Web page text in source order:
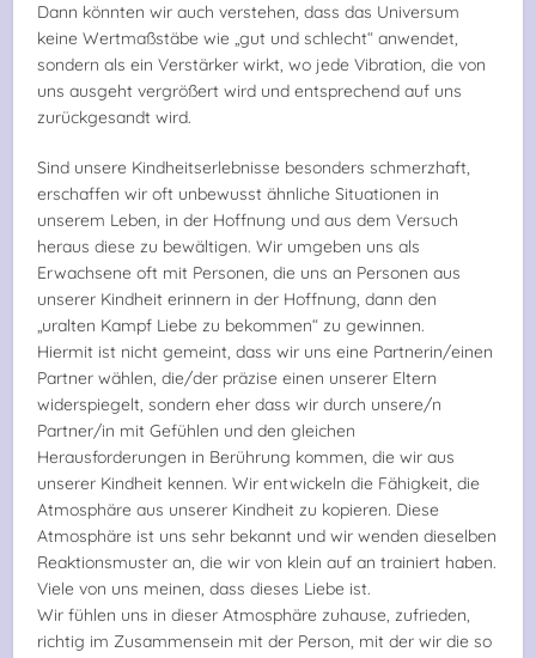
Dann könnten wir auch verstehen, dass das Universum
keine Wertmaßstäbe wie „gut und schlecht“ anwendet,
sondern als ein Verstärker wirkt, wo jede Vibration, die von
uns ausgeht vergrößert wird und entsprechend auf uns
zurückgesandt wird.
Sind unsere Kindheitserlebnisse besonders schmerzhaft,
erschaffen wir oft unbewusst ähnliche Situationen in
unserem Leben, in der Hoffnung und aus dem Versuch
heraus diese zu bewältigen. Wir umgeben uns als
Erwachsene oft mit Personen, die uns an Personen aus
unserer Kindheit erinnern in der Hoffnung, dann den
„uralten Kampf Liebe zu bekommen“ zu gewinnen.
Hiermit ist nicht gemeint, dass wir uns eine Partnerin/einen
Partner wählen, die/der präzise einen unserer Eltern
widerspiegelt, sondern eher dass wir durch unsere/n
Partner/in mit Gefühlen und den gleichen
Herausforderungen in Berührung kommen, die wir aus
unserer Kindheit kennen. Wir entwickeln die Fähigkeit, die
Atmosphäre aus unserer Kindheit zu kopieren. Diese
Atmosphäre ist uns sehr bekannt und wir wenden dieselben
Reaktionsmuster an, die wir von klein auf an trainiert haben.
Viele von uns meinen, dass dieses Liebe ist.
Wir fühlen uns in dieser Atmosphäre zuhause, zufrieden,
richtig im Zusammensein mit der Person, mit der wir die so